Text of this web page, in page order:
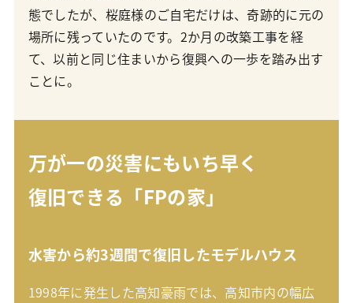
態でしたが、桜庭様のご自宅だけは、奇跡的に元の
場所に残っていたのです。2か月の改築工事を経
て、以前と同じ住まいから復興への一歩を踏み出す
ことに。
万が一の災害にもいち早く
復旧できる「FPの家」
水害から約3週間で復旧したモデルハウス
1998年に発生した高知豪雨では、高知市内の幅広